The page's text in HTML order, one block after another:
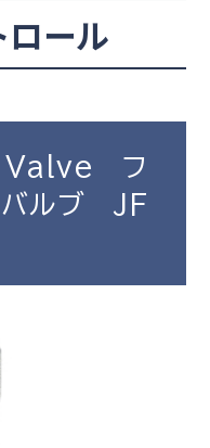
ール
Valve フ
バルブ JF